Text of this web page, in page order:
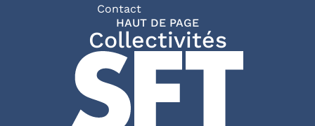
Pied de page
Contact
HAUT DE PAGE
Collectivités